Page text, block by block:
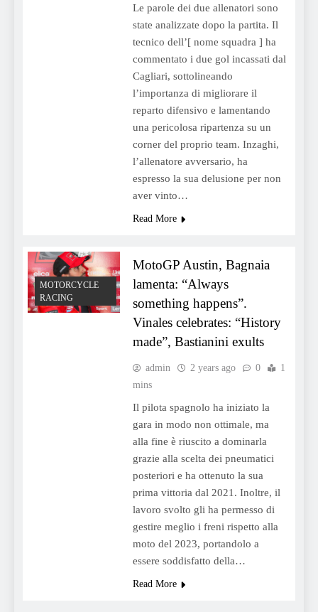
Le parole dei due allenatori sono
state analizzate dopo la partita. Il
tecnico dell’[ nome squadra ] ha
commentato i due gol incassati dal
Cagliari, sottolineando
l’importanza di migliorare il
reparto difensivo e lamentando
una pericolosa ripartenza su un
corner del proprio team. Inzaghi,
l’allenatore avversario, ha
espresso la sua delusione per non
aver vinto…
Read More
MOTORCYCLE
RACING
MotoGP Austin, Bagnaia
lamenta: “Always
something happens”.
Vinales celebrates: “History
made”, Bastianini exults
admin 2 years ago 0
1
mins
Il pilota spagnolo ha iniziato la
gara in modo non ottimale, ma
alla fine è riuscito a dominarla
grazie alla scelta dei pneumatici
posteriori e ha ottenuto la sua
prima vittoria dal 2021. Inoltre, il
lavoro svolto gli ha permesso di
gestire meglio i freni rispetto alla
moto del 2023, portandolo a
essere soddisfatto della…
Read More